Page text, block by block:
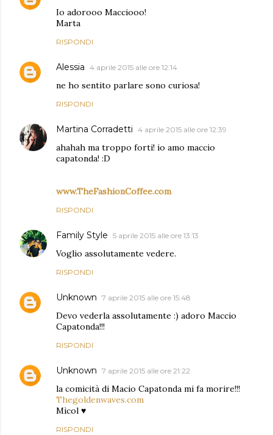
Io adorooo Macciooo!
Marta
RISPONDI
Alessia 4 aprile 2015 alle ore 12:14
ne ho sentito parlare sono curiosa!
RISPONDI
Martina Corradetti 4 aprile 2015 alle ore 12:39
ahahah ma troppo forti! io amo maccio
capatonda! :D
www.TheFashionCoffee.com
RISPONDI
Family Style 5 aprile 2015 alle ore 13:13
Voglio assolutamente vedere.
RISPONDI
Unknown 7 aprile 2015 alle ore 15:48
Devo vederla assolutamente :) adoro Maccio
Capatonda!!!
RISPONDI
Unknown 7 aprile 2015 alle ore 21:22
la comicità di Macio Capatonda mi fa morire!!!
Thegoldenwaves.com
Mìcol ♥
RISPONDI